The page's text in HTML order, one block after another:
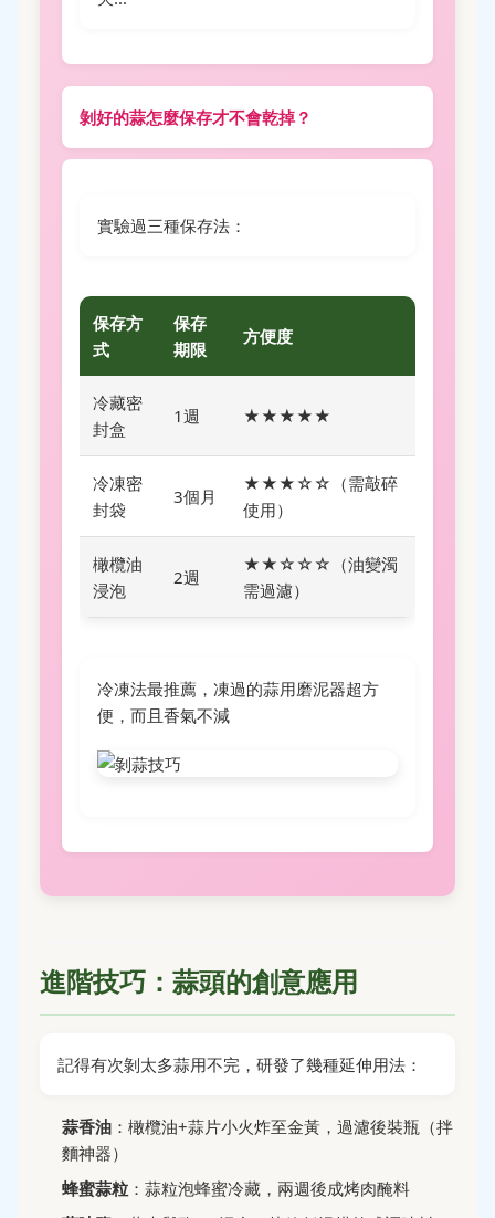
剝好的蒜怎麼保存才不會乾掉？
實驗過三種保存法：
保存方
式
保存
期限
方便度
冷藏密
封盒
1週 ★★★★★
冷凍密
封袋
3個月
★★★☆☆（需敲碎
使用）
橄欖油
浸泡
2週
★★☆☆☆（油變濁
需過濾）
冷凍法最推薦，凍過的蒜用磨泥器超方
便，而且香氣不減
進階技巧：蒜頭的創意應用
記得有次剝太多蒜用不完，研發了幾種延伸用法：
蒜香油 ：橄欖油+蒜片小火炸至金黃，過濾後裝瓶（拌
麵神器）
蜂蜜蒜粒 ：蒜粒泡蜂蜜冷藏，兩週後成烤肉醃料